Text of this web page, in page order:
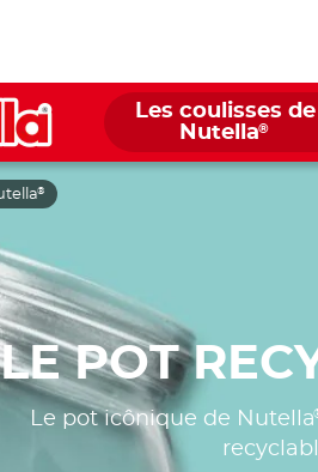
Les coulisses de
Nutella®
®
LE POT
Le pot icônique de Nutella